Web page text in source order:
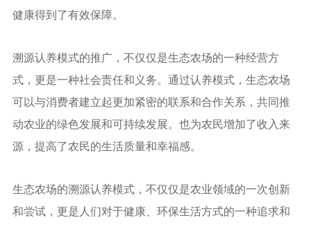
健康得到了有效保障。
溯源认养模式的推广，不仅仅是生态农场的一种经营方
式，更是一种社会责任和义务。通过认养模式，生态农场
可以与消费者建立起更加紧密的联系和合作关系，共同推
动农业的绿色发展和可持续发展。也为农民增加了收入来
源，提高了农民的生活质量和幸福感。
生态农场的溯源认养模式，不仅仅是农业领域的一次创新
和尝试，更是人们对于健康、环保生活方式的一种追求和